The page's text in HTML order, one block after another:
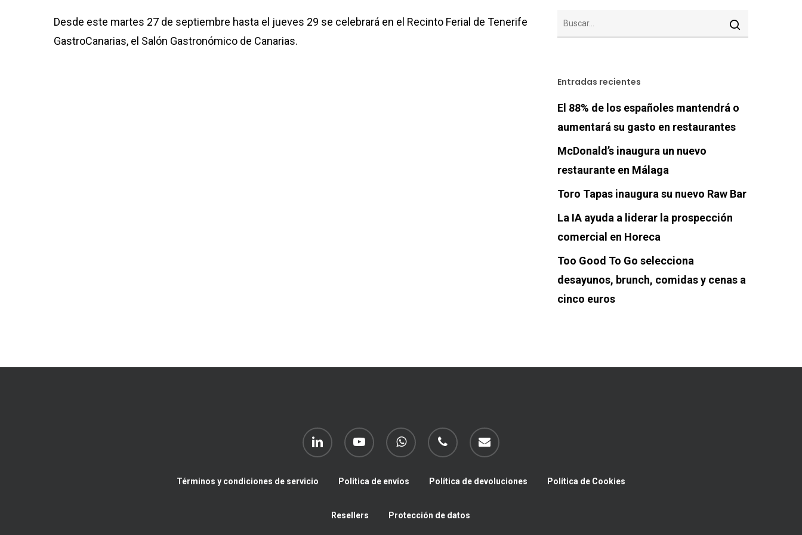
Desde este martes 27 de septiembre hasta el jueves 29 se celebrará en el Recinto Ferial de Tenerife
GastroCanarias, el Salón Gastronómico de Canarias.
Entradas recientes
El 88% de los españoles mantendrá o
aumentará su gasto en restaurantes
McDonald’s inaugura un nuevo
restaurante en Málaga
Toro Tapas inaugura su nuevo Raw Bar
La IA ayuda a liderar la prospección
comercial en Horeca
Too Good To Go selecciona
desayunos, brunch, comidas y cenas a
cinco euros
linkedin youtube whatsapp phone email
Términos y condiciones de servicio Política de envíos Política de devoluciones Política de Cookies
Resellers Protección de datos